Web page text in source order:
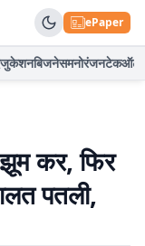
ePaper
बिजनेसमनोरंजनटेकऑटो
कर, फिर
पतली,